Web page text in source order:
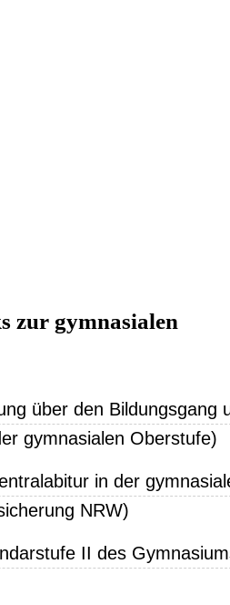
zur gymnasialen
über den Bildungsgang
gymnasialen Oberstufe)
in der
NRW)
II des